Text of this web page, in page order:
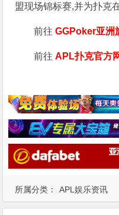
所属分类： APL娱乐资讯
盟现场锦标赛,并为扑克
前往GGPoker亚洲
前往APL扑克官方